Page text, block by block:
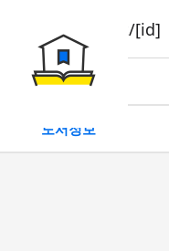
book/rent/[id]
대여
도서정보